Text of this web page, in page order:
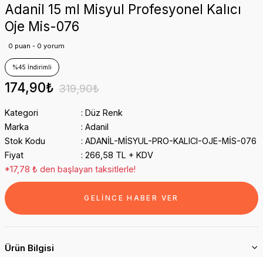
Adanil 15 ml Misyul Profesyonel Kalıcı
Oje Mis-076
0 puan - 0 yorum
%45 İndirimli
174,90₺ 319,90₺
Kategori
Düz Renk
Marka
Adanil
Stok Kodu
ADANİL-MİSYUL-PRO-KALICI-OJE-MİS-076
Fiyat
266,58 TL + KDV
*17,78 ₺ den başlayan taksitlerle!
GELİNCE HABER VER
Ürün Bilgisi